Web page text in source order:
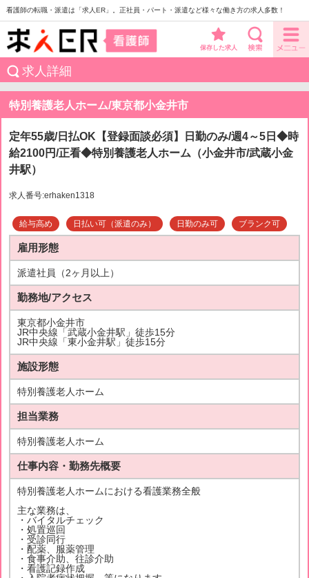
看護師の転職・派遣は「求人ER」。正社員・パート・派遣など様々な働き方の求人多数！
保存した求人
求人詳細
特別養護老人ホーム/東京都小金井市
定年55歳/日払OK【登録面談必須】日勤のみ/週4～5日◆時
給2100円/正看◆特別養護老人ホーム（小金井市/武蔵小金
井駅）
求人番号:erhaken1318
給与高め 日払い可（派遣のみ） 日勤のみ可 ブランク可
雇用形態
派遣社員（2ヶ月以上）
勤務地/アクセス
東京都小金井市
JR中央線「武蔵小金井駅」徒歩15分
JR中央線「東小金井駅」徒歩15分
施設形態
特別養護老人ホーム
担当業務
特別養護老人ホーム
仕事内容・勤務先概要
特別養護老人ホームにおける看護業務全般
主な業務は、
・バイタルチェック
・処置巡回
・受診同行
・配薬、服薬管理
・食事介助、往診介助
・看護記録作成